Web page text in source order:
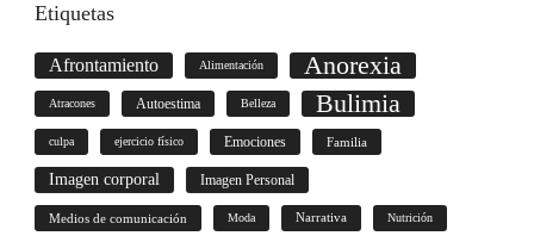
Etiquetas
Afrontamiento Alimentación Anorexia
Atracones Autoestima Belleza Bulimia
culpa ejercicio físico Emociones Familia
Imagen corporal Imagen Personal
Medios de comunicación Moda Narrativa Nutrición